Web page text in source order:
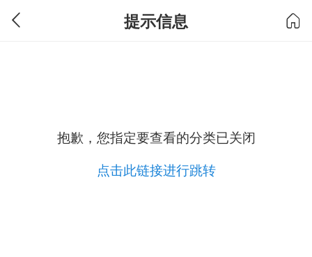
提示信息
抱歉，您指定要查看的分类已关闭
点击此链接进行跳转